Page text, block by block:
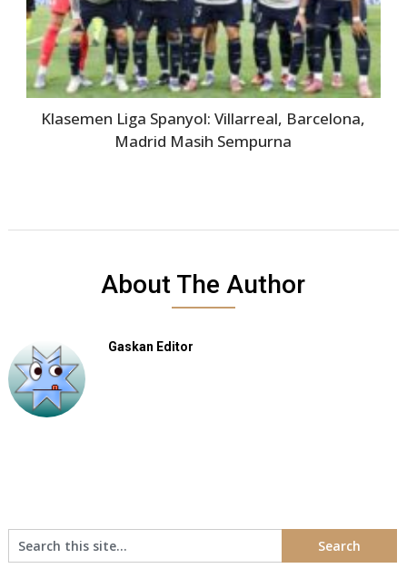
Klasemen Liga Spanyol: Villarreal, Barcelona,
Madrid Masih Sempurna
About The Author
Gaskan Editor